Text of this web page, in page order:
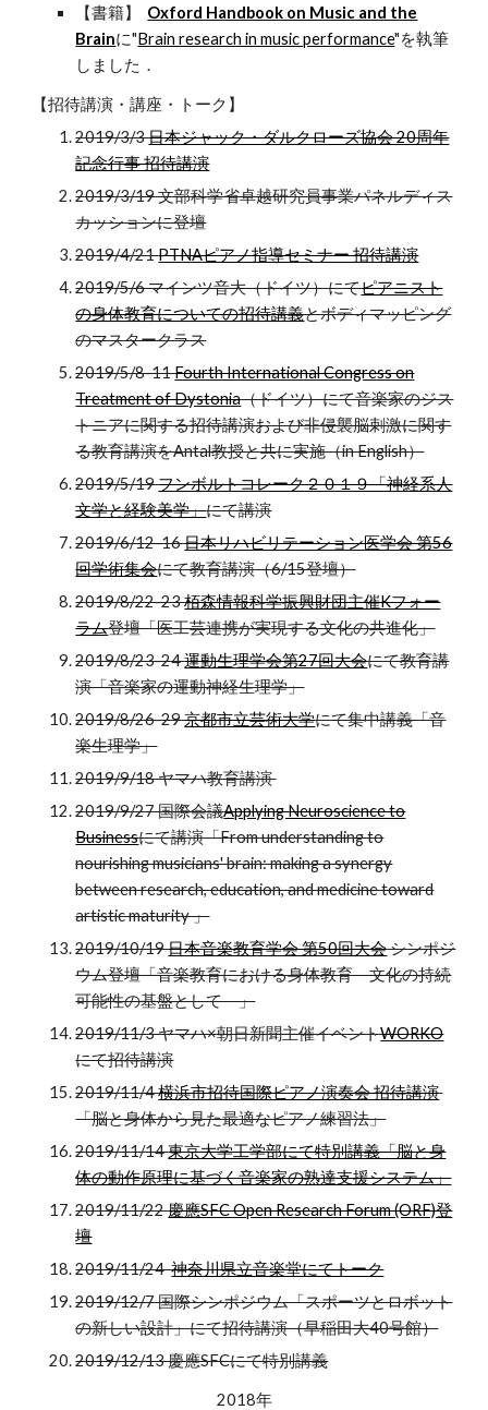
【書籍】 Oxford Handbook on Music and the
Brainに"Brain research in music performance"を執筆
しました．
【招待講演・講座・トーク】
2019/3/3日本ジャック・ダルクローズ協会 20周年
記念行事 招待講演
2019/3/19 文部科学省卓越研究員事業パネルディス
カッションに登壇
2019/4/21PTNAピアノ指導セミナー 招待講演
2019/5/6 マインツ音大（ドイツ）にてピアニスト
の身体教育についての招待講義とボディマッピング
のマスタークラス
2019/5/8-11Fourth International Congress on
Treatment of Dystonia（ドイツ）にて音楽家のジス
トニアに関する招待講演および非侵襲脳刺激に関す
る教育講演をAntal教授と共に実施（in English）
2019/5/19フンボルトコレーク２０１９「神経系人
文学と経験美学」にて講演
2019/6/12-16日本リハビリテーション医学会 第56
回学術集会にて教育講演（6/15登壇）
2019/8/22-23栢森情報科学振興財団主催Kフォー
ラム登壇「医工芸連携が実現する文化の共進化」
2019/8/23-24運動生理学会第27回大会にて教育講
演「音楽家の運動神経生理学」
2019/8/26-29京都市立芸術大学にて集中講義「音
楽生理学」
2019/9/18 ヤマハ教育講演
2019/9/27 国際会議Applying Neuroscience to
Businessにて講演「From understanding to
nourishing musicians' brain: making a synergy
between research, education, and medicine toward
artistic maturity 」
2019/10/19日本音楽教育学会 第50回大会シンポジ
ウム登壇「音楽教育における身体教育―文化の持続
可能性の基盤として―」
2019/11/3 ヤマハ×朝日新聞主催イベントWORKO
にて招待講演
2019/11/4横浜市招待国際ピアノ演奏会 招待講演
「脳と身体から見た最適なピアノ練習法」
2019/11/14東京大学工学部にて特別講義「脳と身
体の動作原理に基づく音楽家の熟達支援システム」
2019/11/22慶應SFC Open Research Forum (ORF)登
壇
2019/11/24神奈川県立音楽堂にてトーク
2019/12/7 国際シンポジウム「スポーツとロボット
の新しい設計」にて招待講演（早稲田大40号館）
2019/12/13 慶應SFCにて特別講義
2018年